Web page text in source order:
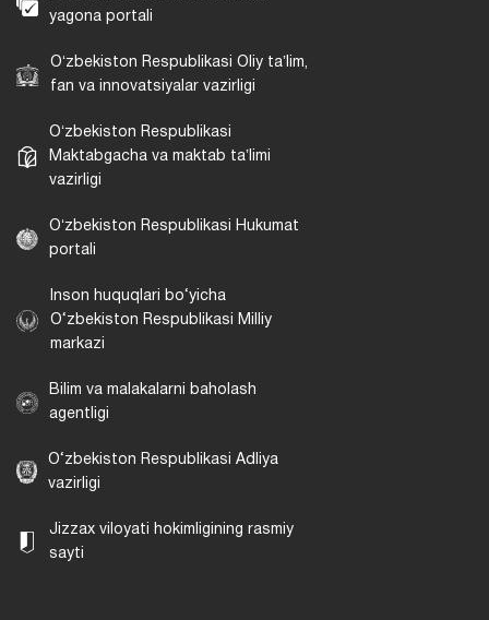
yagona portali
Oʻzbekiston Respublikasi Oliy taʼlim,
fan va innovatsiyalar vazirligi
Oʻzbekiston Respublikasi
Maktabgacha va maktab taʼlimi
vazirligi
Oʻzbekiston Respublikasi Hukumat
portali
Inson huquqlari bo‘yicha
O‘zbekiston Respublikasi Milliy
markazi
Bilim va malakalarni baholash
agentligi
O‘zbekiston Respublikasi Adliya
vazirligi
Jizzax viloyati hokimligining rasmiy
sayti